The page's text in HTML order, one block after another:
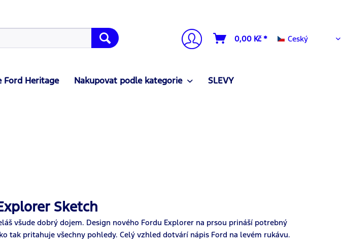
0,00 Kč * Ceský
Ceský
Ford Heritage Nakupovat podle kategorie SLEVY
Sketch
všude dobrý dojem. Design nového Fordu Explorer na prsou prináší potrebný
tak pritahuje všechny pohledy. Celý vzhled dotvárí nápis Ford na levém rukávu.